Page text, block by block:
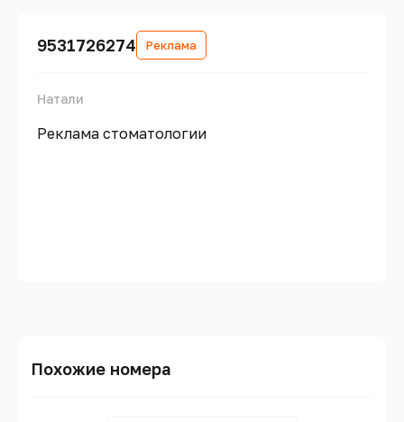
9531726274 Реклама
Натали
Реклама стоматологии
Похожие номера